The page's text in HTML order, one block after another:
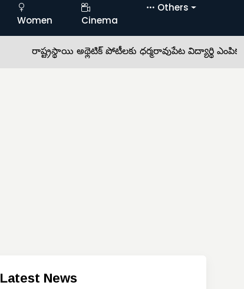
Women Cinema
Others
రాష్ట్రస్థాయి అథ్లెటిక్ పోటీలకు ధర్మరావుపేట విద్యార్థి ఎంపిక •
Latest News